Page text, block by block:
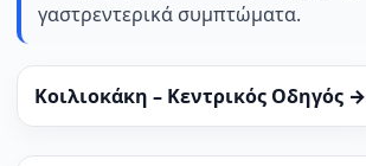
γαστρεντερικά συμπτώματα.
Κοιλιοκάκη – Κεντρικός Οδηγός →